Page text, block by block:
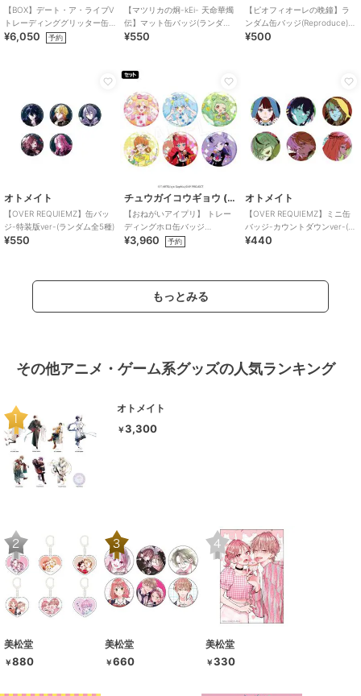
【BOX】デート・ア・ライブV
トレーディンググリッター缶
バッジ ゴシックドール
¥6,050 予約
【マツリカの炯-kEi- 天命華燭
伝】マット缶バッジ(ランダム
全15種)
¥550
【ピオフィオーレの晩鐘】ラ
ンダム缶バッジ(Reproduce)
（ランダム全5種）
¥500
オトメイト
【OVER REQUIEMZ】缶バッ
ジ-特装版ver-(ランダム全5種)
¥550
チュウガイコウギョウ (Chugai Mining)
【おねがいアイプリ】 トレー
ディングホロ缶バッジ
（1SET/6個入り）
¥3,960 予約
オトメイト
【OVER REQUIEMZ】ミニ缶
バッジ-カウントダウンver-(ラ
ンダム全6種)
¥440
もっとみる
その他アニメ・ゲーム系グッズの人気ランキング
オトメイト
￥3,300
美松堂
￥880
美松堂
￥660
美松堂
￥330